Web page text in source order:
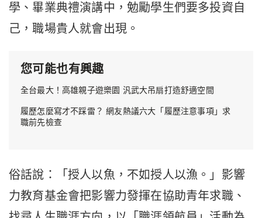
學、畢業典禮演講中，勉勵學生們要多投資自
己，職場貴人就會出現。
您可能也有興趣
全台最大！高雄親子遊樂園 汎武大吊扇打造舒適空間
履歷怎麼寫才不踩雷？ 網友熱議六大「履歷注意事項」求
職前先檢查
俗話說：「授人以魚，不如授人以漁。」影響
力教育基金會把影響力發揮在協助青年求職、